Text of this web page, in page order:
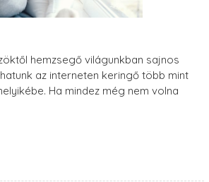
hemzsegő világunkban sajnos
az interneten keringő több mint
Ha mindez még nem volna